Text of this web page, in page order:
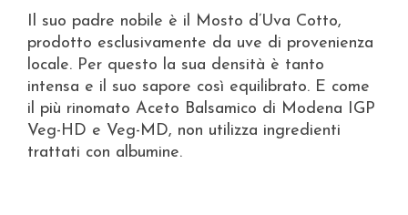
Il suo padre nobile è il Mosto d’Uva Cotto,
prodotto esclusivamente da uve di provenienza
locale. Per questo la sua densità è tanto
intensa e il suo sapore così equilibrato. E come
il più rinomato Aceto Balsamico di Modena IGP
Veg-HD e Veg-MD, non utilizza ingredienti
trattati con albumine.